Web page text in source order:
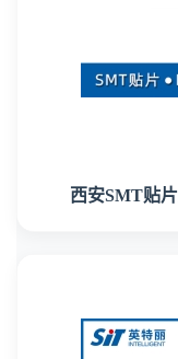
西安SMT贴